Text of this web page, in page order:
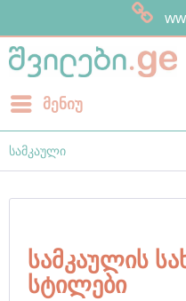
მენიუ
სამკაული
სამკაულის
სტილები